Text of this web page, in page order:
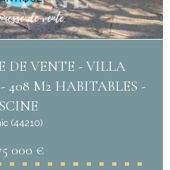
DE VENTE - VILLA
408 M2 HABITABLES -
(44210)
000 €